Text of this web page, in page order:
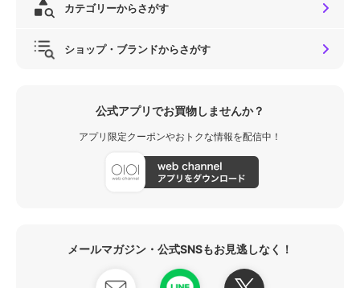
カテゴリーからさがす
ショップ・ブランドからさがす
公式アプリでお買物しませんか？
アプリ限定クーポンやおトクな情報を配信中！
メールマガジン・公式SNSもお見逃しなく！